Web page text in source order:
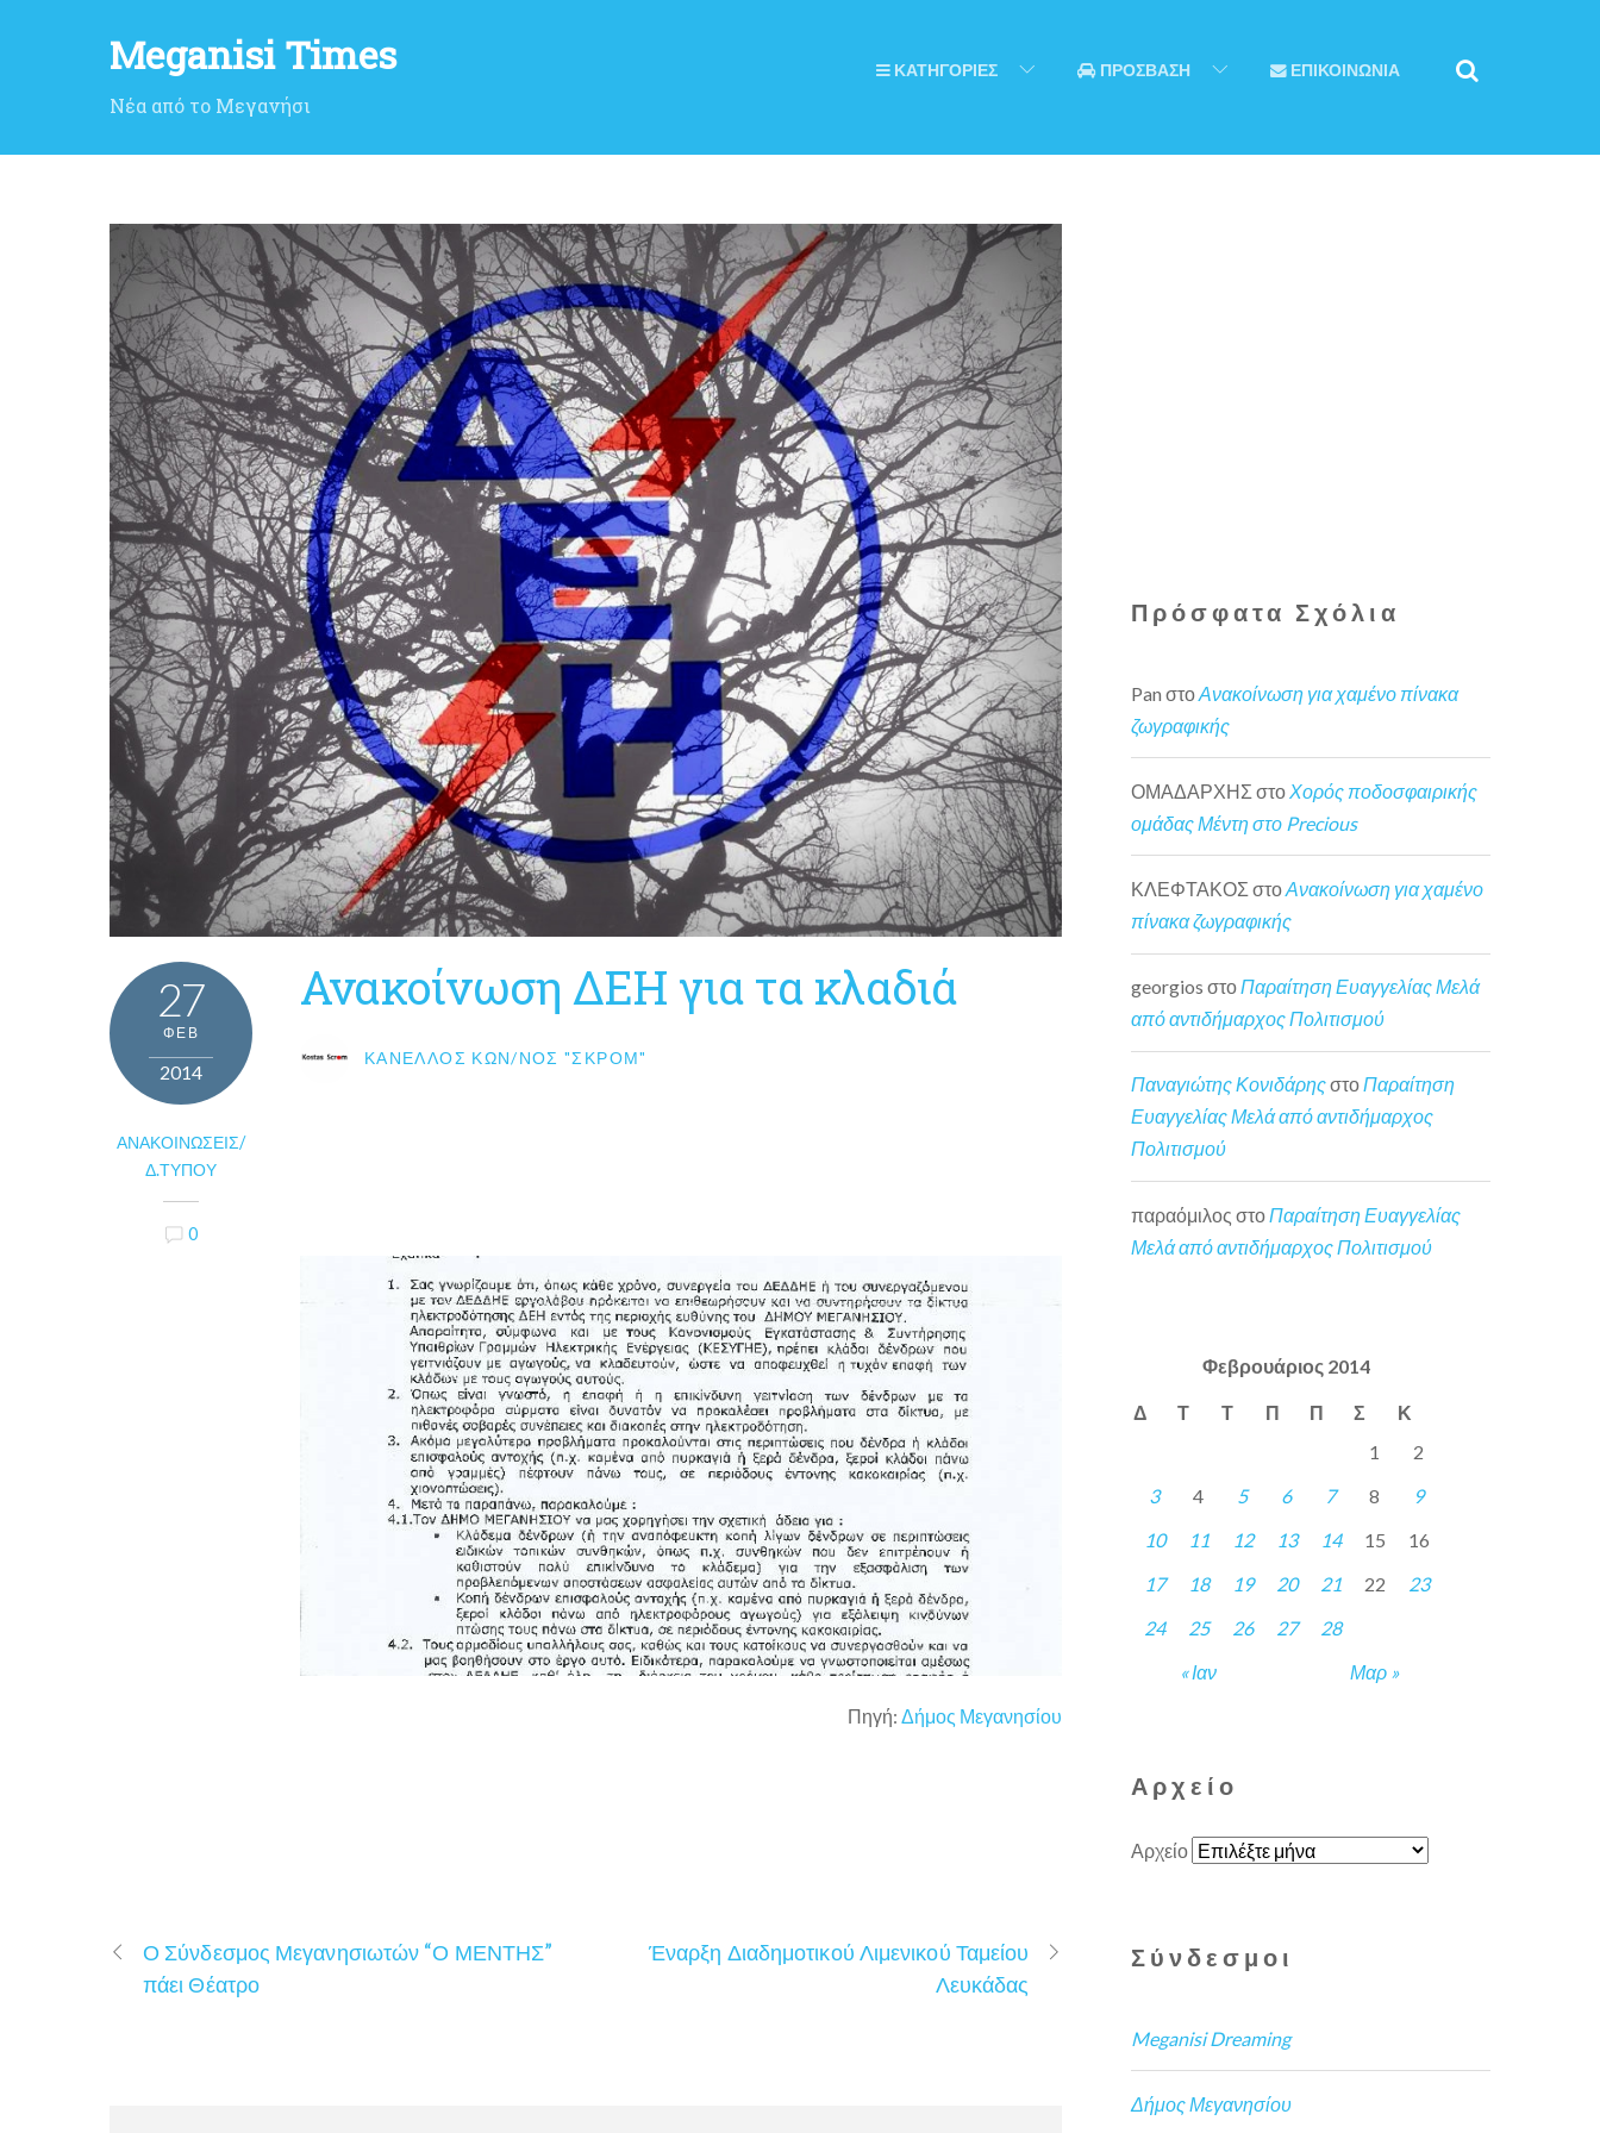
Meganisi Times
Νέα από το Μεγανήσι
ΚΑΤΗΓΟΡΙΕΣ ΠΡΟΣΒΑΣΗ ΕΠΙΚΟΙΝΩΝΙΑ
27
ΦΕΒ
2014
ΑΝΑΚΟΙΝΏΣΕΙΣ/
Δ.ΤΎΠΟΥ
0
Ανακοίνωση ΔΕΗ για τα κλαδιά
ΚΑΝΈΛΛΟΣ ΚΩΝ/ΝΟΣ "ΣΚΡΟΜ"
Πηγή: Δήμος Μεγανησίου
Ο Σύνδεσμος Μεγανησιωτών “Ο ΜΕΝΤΗΣ”
πάει Θέατρο
Έναρξη Διαδημοτικού Λιμενικού Ταμείου
Λευκάδας
Πρόσφατα Σχόλια
Pan στοΑνακοίνωση για χαμένο πίνακα
ζωγραφικής
ΟΜΑΔΑΡΧΗΣ στο Χορός ποδοσφαιρικής
ομάδας Μέντη στο Precious
ΚΛΕΦΤΑΚΟΣ στοΑνακοίνωση για χαμένο
πίνακα ζωγραφικής
georgios στοΠαραίτηση Ευαγγελίας Μελά
από αντιδήμαρχος Πολιτισμού
Παναγιώτης ΚονιδάρηςστοΠαραίτηση
Ευαγγελίας Μελά από αντιδήμαρχος
Πολιτισμού
παραόμιλος στο Παραίτηση Ευαγγελίας
Μελά από αντιδήμαρχος Πολιτισμού
Φεβρουάριος 2014
Δ Τ Τ Π Π Σ Κ
« Ιαν Μαρ »
1
2
3
4 5 6 7 8
9
10
11 12 13 14 15
16
17
18 19 20 21 22
23
24
25 26 27 28
Αρχείο
Αρχείο
Σύνδεσμοι
Meganisi Dreaming
Δήμος Μεγανησίου